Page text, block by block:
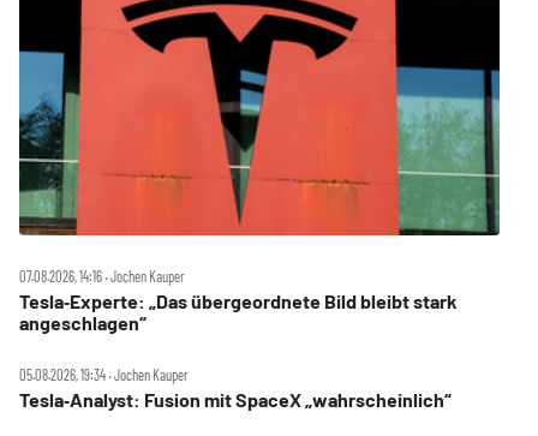
07.08.2026, 14:16 ‧ Jochen Kauper
Tesla‑Experte: „Das übergeordnete Bild bleibt stark
angeschlagen“
05.08.2026, 19:34 ‧ Jochen Kauper
Tesla‑Analyst: Fusion mit SpaceX „wahrscheinlich“